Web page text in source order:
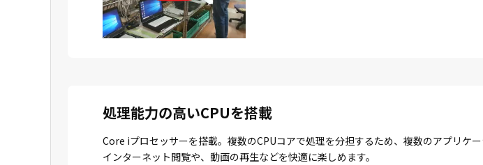
処理能力の高いCPUを搭載
Core iプロセッサーを搭載。複数のCPUコアで処理を分担するため、複数のアプリケ
インターネット閲覧や、動画の再生などを快適に楽しめます。